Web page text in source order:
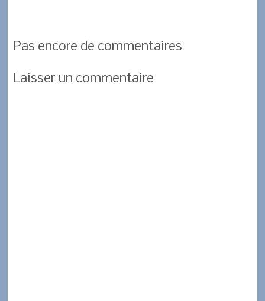
b
o
t
s
p
a
e
r
Pas encore de commentaires
Laisser un commentaire